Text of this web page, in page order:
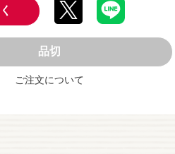
品切
ご注文について